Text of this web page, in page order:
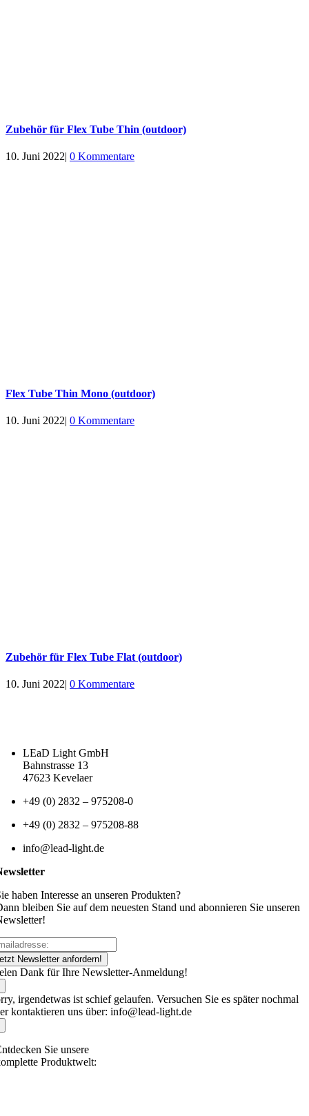
Zubehör für Flex Tube Thin (outdoor)
10. Juni 2022| 0 Kommentare
Flex Tube Thin Mono (outdoor)
10. Juni 2022| 0 Kommentare
Zubehör für Flex Tube Flat (outdoor)
10. Juni 2022| 0 Kommentare
LEaD Light GmbH
Bahnstrasse 13
47623 Kevelaer
+49 (0) 2832 – 975208-0
+49 (0) 2832 – 975208-88
info@lead-light.de
haben Interesse an unseren Produkten?
bleiben Sie auf dem neuesten Stand und abonnieren Sie unseren
Newsletter anfordern!
Dank für Ihre Newsletter-Anmeldung!
irgendetwas ist schief gelaufen. Versuchen Sie es später nochmal
kontaktieren uns über: info@lead-light.de
Sie unsere
Produktwelt: